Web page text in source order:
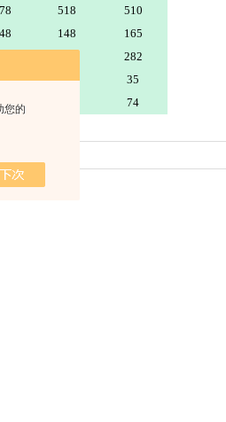
您的
518
510
148
165
282
30
35
74